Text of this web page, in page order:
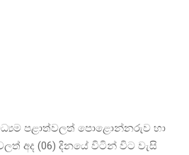
පළාත්වලත් පොළොන්නරුව හා
අද (06) දිනයේ විටින් විට වැසි